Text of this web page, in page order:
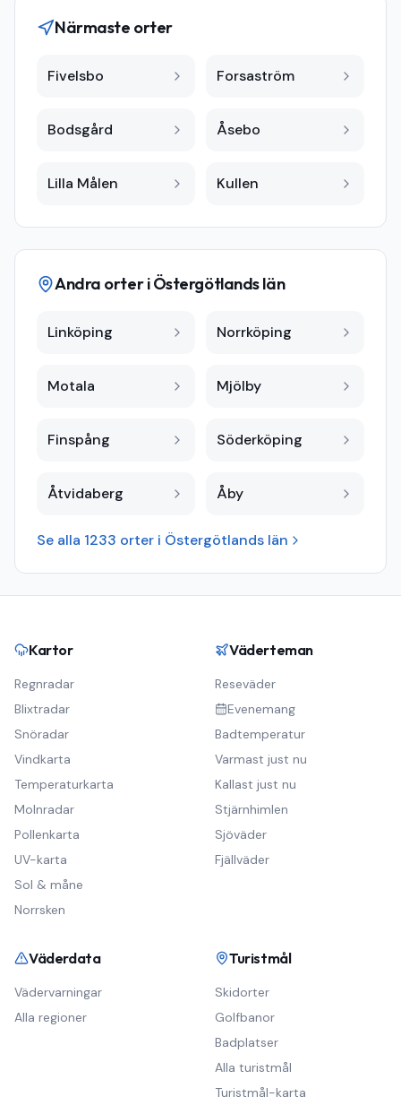
Närmaste orter
Fivelsbo Forsaström
Bodsgård Åsebo
Lilla Målen Kullen
Andra orter iÖstergötlands län
Linköping Norrköping
Motala Mjölby
Finspång Söderköping
Åtvidaberg Åby
Se alla 1233 orter i Östergötlands län
Kartor
Regnradar
Blixtradar
Snöradar
Vindkarta
Temperaturkarta
Molnradar
Pollenkarta
UV-karta
Sol & måne
Norrsken
Väderteman
Reseväder
Evenemang
Badtemperatur
Varmast just nu
Kallast just nu
Stjärnhimlen
Sjöväder
Fjällväder
Väderdata
Vädervarningar
Alla regioner
Turistmål
Skidorter
Golfbanor
Badplatser
Alla turistmål
Turistmål-karta